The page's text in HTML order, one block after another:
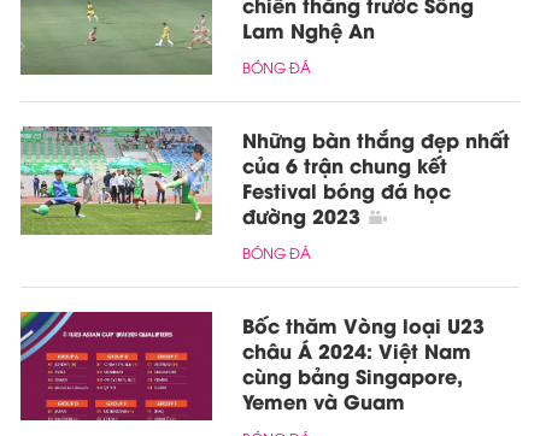
Lam Nghệ An
BÓNG ĐÁ
Những bàn thắng đẹp nhất
của 6 trận chung kết
Festival bóng đá học
đường 2023
BÓNG ĐÁ
Bốc thăm Vòng loại U23
châu Á 2024: Việt Nam
cùng bảng Singapore,
Yemen và Guam